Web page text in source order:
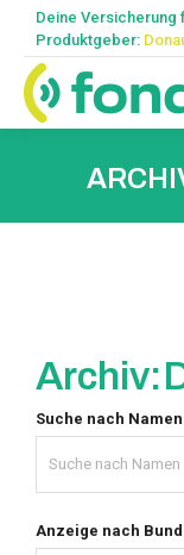
Deine Versicherung
Produktgeber:
Archiv:
Suche nach Namen
Anzeige nach